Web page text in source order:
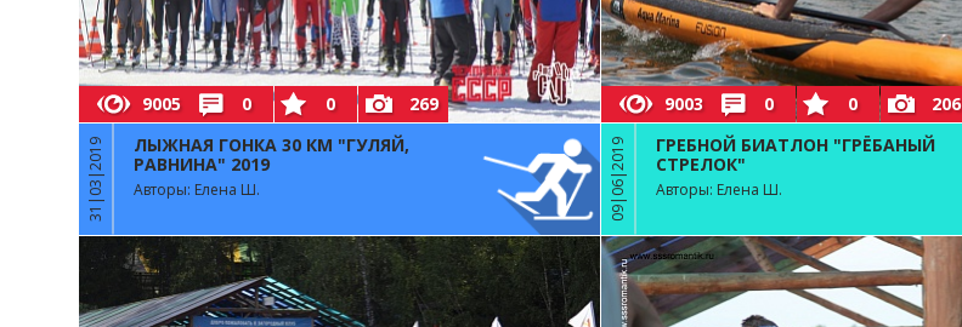
9005 0 0 269
31|03|2019
ЛЫЖНАЯ ГОНКА 30 КМ "ГУЛЯЙ,
РАВНИНА" 2019
Авторы: Елена Ш.
9003 0 0 206
09|06|2019
ГРЕБНОЙ БИАТЛОН "ГРЁБАНЫЙ
СТРЕЛОК"
Авторы: Елена Ш.